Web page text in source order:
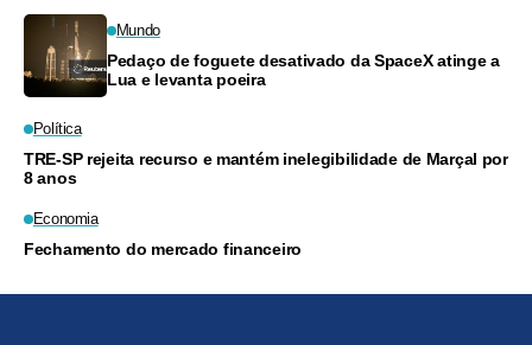
Mundo
Pedaço de foguete desativado da SpaceX atinge a
Lua e levanta poeira
Política
TRE-SP rejeita recurso e mantém inelegibilidade de Marçal por
8 anos
Economia
Fechamento do mercado financeiro